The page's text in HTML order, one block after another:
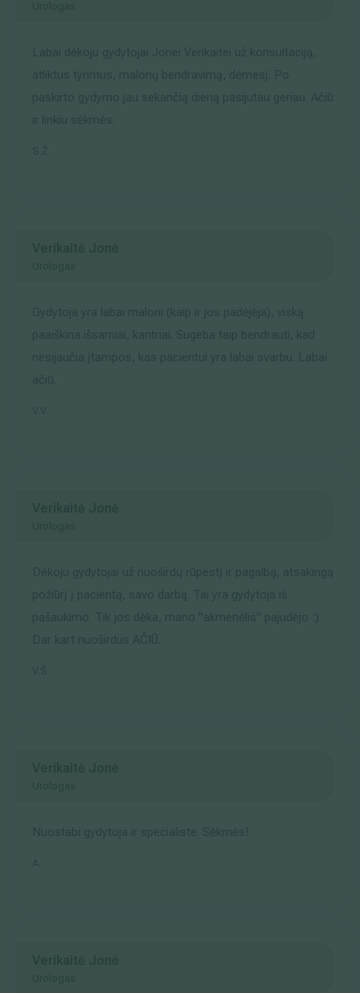
Labai dėkoju gydytojai Jonei Verikaitei už konsultaciją,
atliktus tyrimus, malonų bendravimą, dėmesį. Po
paskirto gydymo jau sekančią dieną pasijutau geriau. Ačiū
ir linkiu sėkmės.
S.Ž.
Gydytoja yra labai maloni (kaip ir jos padėjėja), viską
paaiškina išsamiai, kantriai. Sugeba taip bendrauti, kad
nesijaučia įtampos, kas pacientui yra labai svarbu. Labai
ačiū.
V.V.
Dėkoju gydytojai už nuoširdų rūpestį ir pagalbą, atsakingą
požiūrį į pacientą, savo darbą. Tai yra gydytoja iš
pašaukimo. Tik jos dėka, mano "akmenėlis" pajudėjo :).
Dar kart nuoširdus AČIŪ.
V.Š.
Nuostabi gydytoja ir specialiste. Sėkmės!
A.